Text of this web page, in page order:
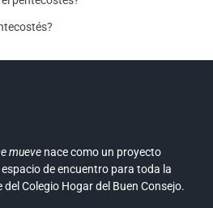
mueve nace como un proyecto
de encuentro para toda la
Colegio Hogar del Buen Consejo.